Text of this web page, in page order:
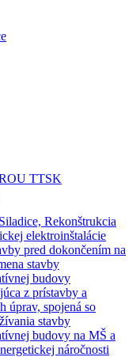
TTSK
Rekonštrukcia
elektroinštalácie
pred dokončením na
stavby
budovy
z prístavby a
úprav, spojená so
stavby
budovy na MŠ a
náročnosti